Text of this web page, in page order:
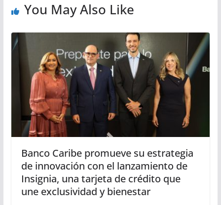
You May Also Like
Banco Caribe promueve su estrategia
de innovación con el lanzamiento de
Insignia, una tarjeta de crédito que
une exclusividad y bienestar